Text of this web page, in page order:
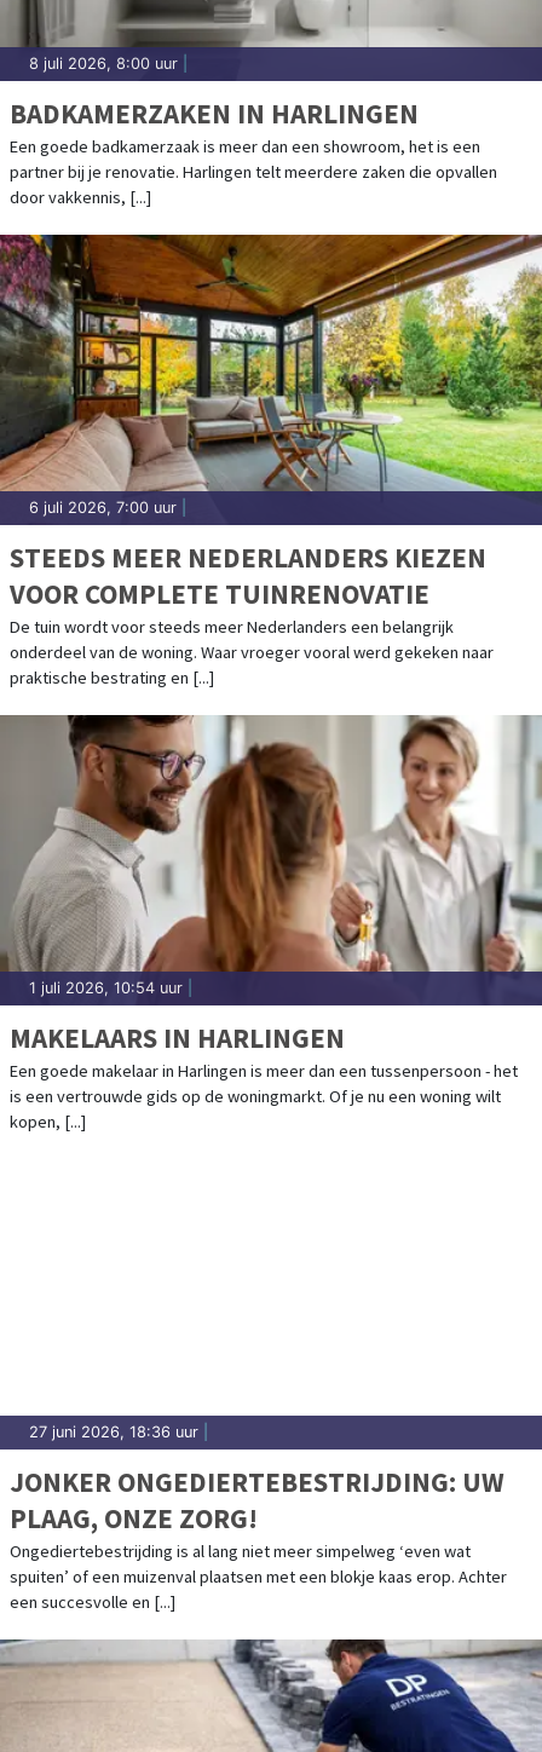
8 juli 2026, 8:00 uur
BADKAMERZAKEN IN HARLINGEN
Een goede badkamerzaak is meer dan een showroom, het is een
partner bij je renovatie. Harlingen telt meerdere zaken die opvallen
door vakkennis, [...]
6 juli 2026, 7:00 uur
STEEDS MEER NEDERLANDERS KIEZEN
VOOR COMPLETE TUINRENOVATIE
De tuin wordt voor steeds meer Nederlanders een belangrijk
onderdeel van de woning. Waar vroeger vooral werd gekeken naar
praktische bestrating en [...]
1 juli 2026, 10:54 uur
MAKELAARS IN HARLINGEN
Een goede makelaar in Harlingen is meer dan een tussenpersoon - het
is een vertrouwde gids op de woningmarkt. Of je nu een woning wilt
kopen, [...]
27 juni 2026, 18:36 uur
JONKER ONGEDIERTEBESTRIJDING: UW
PLAAG, ONZE ZORG!
Ongediertebestrijding is al lang niet meer simpelweg ‘even wat
spuiten’ of een muizenval plaatsen met een blokje kaas erop. Achter
een succesvolle en [...]